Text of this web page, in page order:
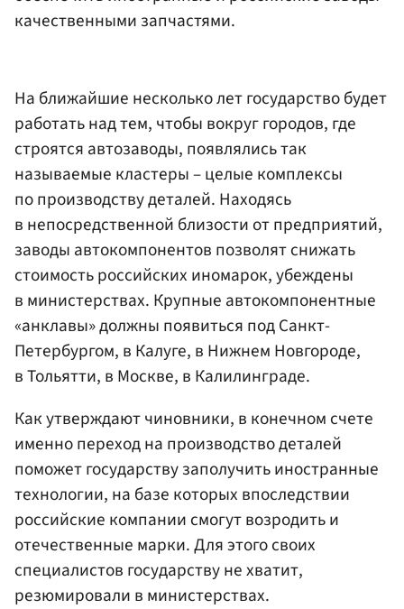
качественными запчастями.
На ближайшие несколько лет государство будет
работать над тем, чтобы вокруг городов, где
строятся автозаводы, появлялись так
называемые кластеры – целые комплексы
по производству деталей. Находясь
в непосредственной близости от предприятий,
заводы автокомпонентов позволят снижать
стоимость российских иномарок, убеждены
в министерствах. Крупные автокомпонентные
«анклавы» должны появиться под Санкт-
Петербургом, в Калуге, в Нижнем Новгороде,
в Тольятти, в Москве, в Калилинграде.
Как утверждают чиновники, в конечном счете
именно переход на производство деталей
поможет государству заполучить иностранные
технологии, на базе которых впоследствии
российские компании смогут возродить и
отечественные марки. Для этого своих
специалистов государству не хватит,
резюмировали в министерствах.